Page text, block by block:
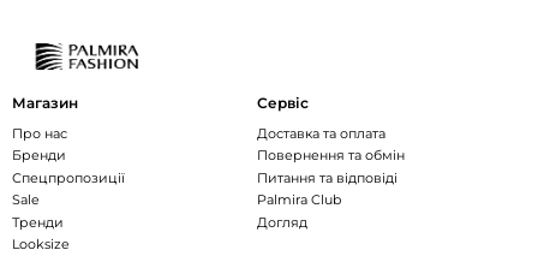
Магазин
Про нас
Бренди
Спецпропозиції
Sale
Тренди
Looksize
Сервіс
Доставка та оплата
Повернення та обмін
Питання та відповіді
Palmira Club
Догляд